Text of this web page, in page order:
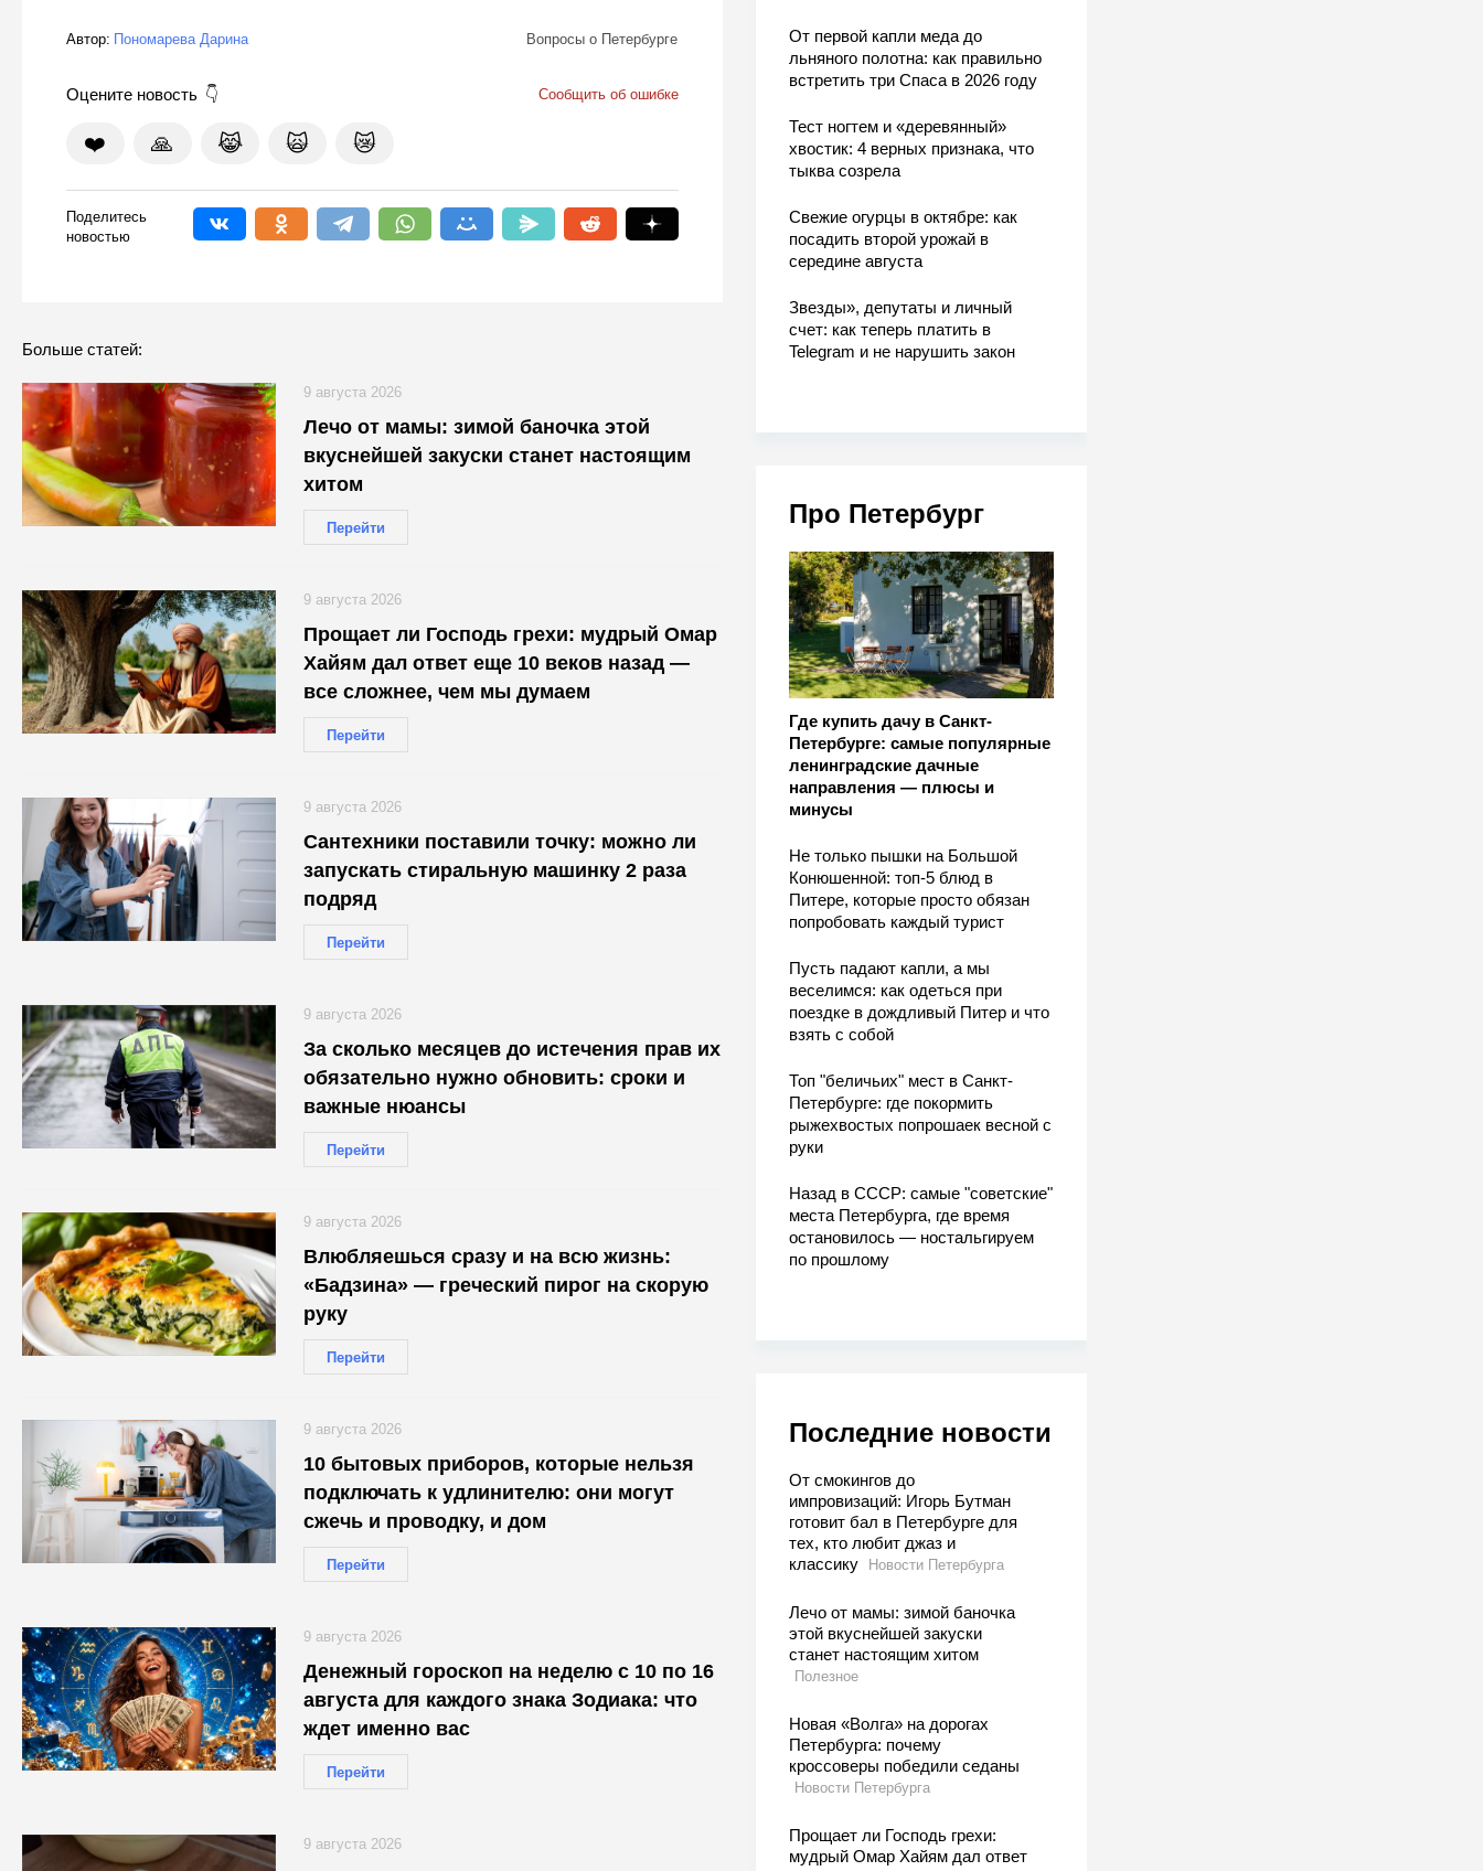
От первой капли меда до
льняного полотна: как правильно
встретить три Спаса в 2026 году
Тест ногтем и «деревянный»
хвостик: 4 верных признака, что
тыква созрела
Свежие огурцы в октябре: как
посадить второй урожай в
середине августа
Звезды», депутаты и личный
счет: как теперь платить в
Telegram и не нарушить закон
Про Петербург
Где купить дачу в Санкт-
Петербурге: самые популярные
ленинградские дачные
направления — плюсы и
минусы
Не только пышки на Большой
Конюшенной: топ-5 блюд в
Питере, которые просто обязан
попробовать каждый турист
Пусть падают капли, а мы
веселимся: как одеться при
поездке в дождливый Питер и что
взять с собой
Топ "беличьих" мест в Санкт-
Петербурге: где покормить
рыжехвостых попрошаек весной с
руки
Назад в СССР: самые "советские"
места Петербурга, где время
остановилось — ностальгируем
по прошлому
Последние новости
От смокингов до
импровизаций: Игорь Бутман
готовит бал в Петербурге для
тех, кто любит джаз и
классику
Новости Петербурга
Лечо от мамы: зимой баночка
этой вкуснейшей закуски
станет настоящим хитом
Полезное
Новая «Волга» на дорогах
Петербурга: почему
кроссоверы победили седаны
Новости Петербурга
Прощает ли Господь грехи:
мудрый Омар Хайям дал ответ
Автор: Пономарева Дарина Вопросы о Петербурге
Оцените новость Сообщить об ошибке
❤️ 🙏 😹 🙀 😿
Поделитесь
новостью
Больше статей:
Лечо от мамы: зимой баночка этой
вкуснейшей закуски станет настоящим
хитом
Перейти
9 августа 2026
Прощает ли Господь грехи: мудрый Омар
Хайям дал ответ еще 10 веков назад —
все сложнее, чем мы думаем
Перейти
9 августа 2026
Сантехники поставили точку: можно ли
запускать стиральную машинку 2 раза
подряд
Перейти
9 августа 2026
За сколько месяцев до истечения прав их
обязательно нужно обновить: сроки и
важные нюансы
Перейти
9 августа 2026
Влюбляешься сразу и на всю жизнь:
«Бадзина» — греческий пирог на скорую
руку
Перейти
9 августа 2026
10 бытовых приборов, которые нельзя
подключать к удлинителю: они могут
сжечь и проводку, и дом
Перейти
9 августа 2026
Денежный гороскоп на неделю с 10 по 16
августа для каждого знака Зодиака: что
ждет именно вас
Перейти
9 августа 2026
9 августа 2026